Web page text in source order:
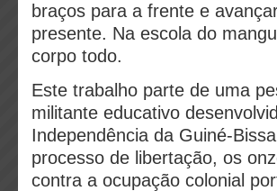
braços para a frente e
presente. Na escola do
corpo todo.
Este trabalho parte de uma
militante educativo
Independência da Guiné-
processo de libertação, os
contra a ocupação colonial